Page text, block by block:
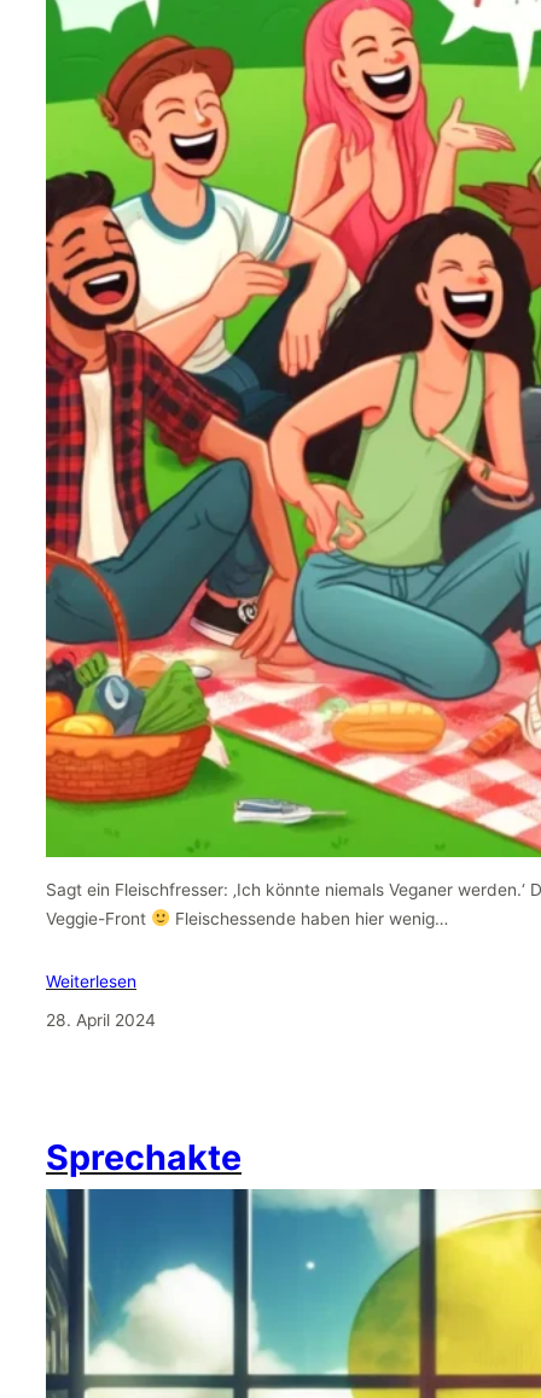
Sagt ein Fleischfresser: ‚Ich könnte niemals Veganer
Veggie-Front
Fleischessende haben hier wenig…
Weiterlesen
28. April 2024
Sprechakte